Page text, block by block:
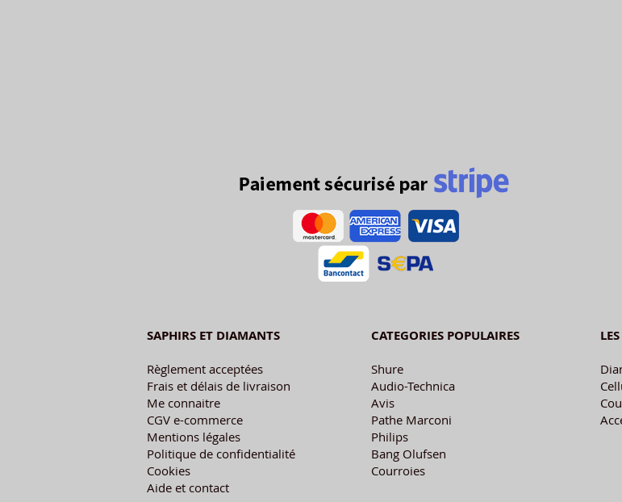
SAPHIRS ET DIAMANTS
Règlement acceptées
Frais et délais de livraison
Me connaitre
CGV e-commerce
Mentions légales
Politique de confidentialité
Cookies
Aide et contact
CATEGORIES POPULAIRES
Shure
Audio-Technica
Avis
Pathe Marconi
Philips
Bang Olufsen
Courroies